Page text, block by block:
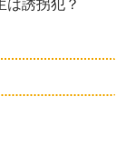
は誘拐犯？